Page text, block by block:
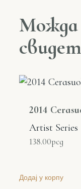
Можда
2014
Artist Series
138.00рсд
Додај у корпу